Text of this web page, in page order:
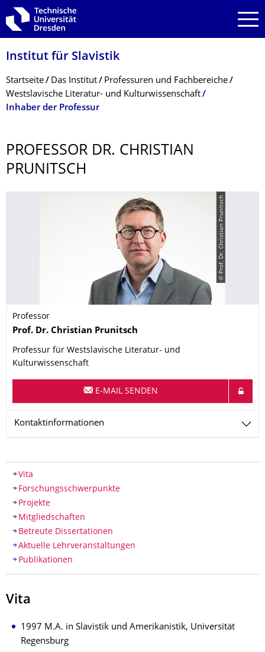
Zur Hauptnavigation springen
Zur Suche springen
Zum Inhalt springen
Institut für Slavistik
Breadcrumb-Menü
Startseite Das Institut
Professuren und Fachbereiche
Westslavische Literatur- und Kulturwissenschaft
Inhaber der Professur
PROFESSOR DR. CHRISTIAN
PRUNITSCH
© Prof. Dr. Christian Prunitsch
Professor
Name
Prof. Dr. Christian Prunitsch
Professur für Westslavische Literatur- und
Kulturwissenschaft
E-MAIL SENDEN
Kontaktinformationen
Inhaltsverzeichnis
Vita
Forschungsschwerpunkte
Projekte
Mitgliedschaften
Betreute Dissertationen
Aktuelle Lehrveranstaltungen
Publikationen
Vita
1997 M.A. in Slavistik und Amerikanistik, Universität
Regensburg